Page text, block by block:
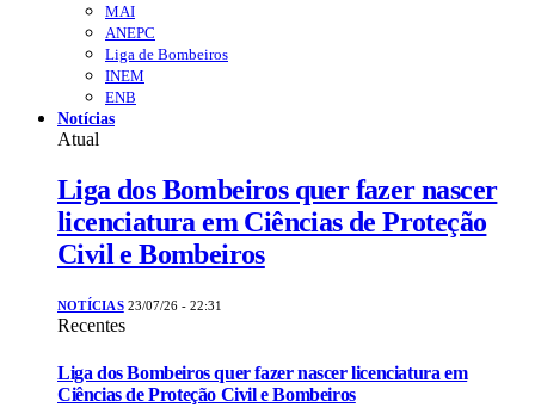
MAI
ANEPC
Liga de Bombeiros
INEM
ENB
Notícias
Atual
Liga dos Bombeiros quer fazer nascer
licenciatura em Ciências de Proteção
Civil e Bombeiros
NOTÍCIAS 23/07/26 - 22:31
Recentes
Liga dos Bombeiros quer fazer nascer licenciatura em
Ciências de Proteção Civil e Bombeiros